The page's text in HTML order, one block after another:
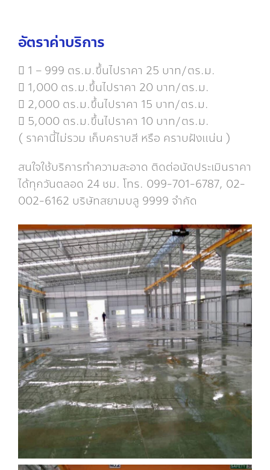
อัตราค่าบริการ
 1 – 999 ตร.ม.ขึ้นไปราคา 25 บาท/ตร.ม.
 1,000 ตร.ม.ขึ้นไปราคา 20 บาท/ตร.ม.
 2,000 ตร.ม.ขึ้นไปราคา 15 บาท/ตร.ม.
 5,000 ตร.ม.ขึ้นไปราคา 10 บาท/ตร.ม.
( ราคานี้ไม่รวม เก็บคราบสี หรือ คราบฝังแน่น )
สนใจใช้บริการทำความสะอาด ติดต่อนัดประเมินราคา
ได้ทุกวันตลอด 24 ชม. โทร. 099-701-6787, 02-
002-6162 บริษัทสยามบลู 9999 จำกัด